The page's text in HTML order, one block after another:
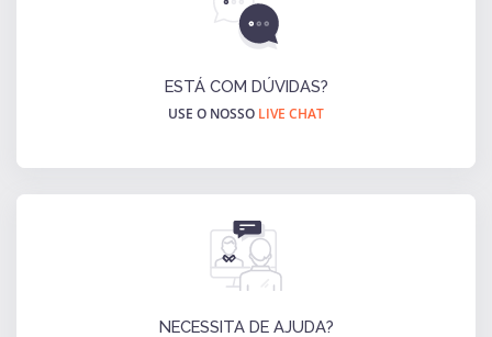
ESTÁ COM DÚVIDAS?
USE O NOSSO LIVE CHAT
NECESSITA DE AJUDA?